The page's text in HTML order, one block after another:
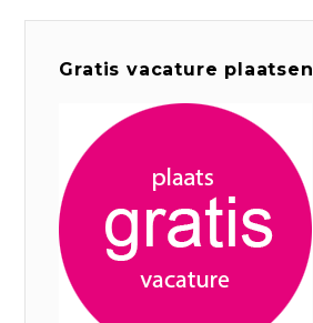
Gratis vacature plaatsen